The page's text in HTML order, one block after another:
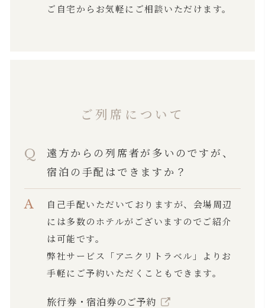
ご自宅からお気軽にご相談いただけます。
ご列席について
遠方からの列席者が多いのですが、
宿泊の手配はできますか？
自己手配いただいておりますが、会場周辺
には多数のホテルがございますのでご紹介
は可能です。
弊社サービス「アニクリトラベル」よりお
手軽にご予約いただくこともできます。
旅行券・宿泊券のご予約